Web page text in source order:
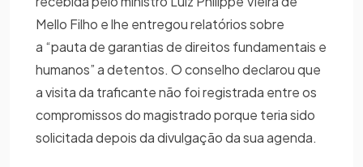
Mello Filho e lhe entregou relatórios sobre
a “pauta de garantias de direitos fundamentais e
humanos” a detentos. O conselho declarou que
a visita da traficante não foi registrada entre os
compromissos do magistrado porque teria sido
solicitada depois da divulgação da sua agenda.